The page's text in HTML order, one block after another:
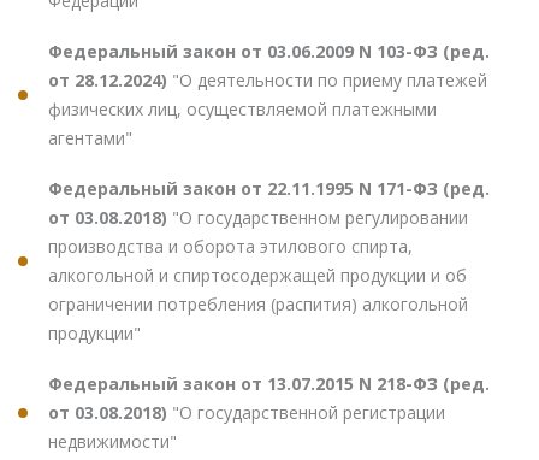
Федеральный закон от 03.06.2009 N 103-ФЗ (ред.
от 28.12.2024) "О деятельности по приему платежей
физических лиц, осуществляемой платежными
агентами"
Федеральный закон от 22.11.1995 N 171-ФЗ (ред.
от 03.08.2018) "О государственном регулировании
производства и оборота этилового спирта,
алкогольной и спиртосодержащей продукции и об
ограничении потребления (распития) алкогольной
продукции"
Федеральный закон от 13.07.2015 N 218-ФЗ (ред.
от 03.08.2018) "О государственной регистрации
недвижимости"